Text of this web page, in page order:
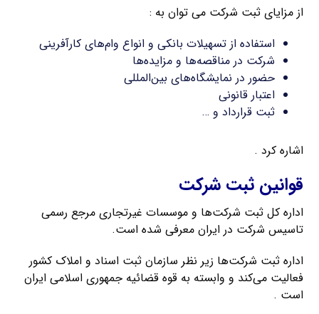
از مزایای ثبت شرکت می توان به :
استفاده از تسهیلات بانکی و انواع وام‌های کارآفرینی
شرکت در مناقصه‌ها و مزایده‌ها
حضور در نمایشگاه‌های بین‌المللی
اعتبار قانونی
ثبت قرارداد و …
اشاره کرد .
قوانین ثبت شرکت
اداره کل ثبت شرکت‌ها و موسسات غیرتجاری مرجع رسمی
تاسیس شرکت در ایران معرفی شده است.
اداره ثبت شرکت‌ها زیر نظر سازمان ثبت اسناد و املاک کشور
فعالیت می‌کند و وابسته به قوه قضائیه جمهوری اسلامی ایران
است .